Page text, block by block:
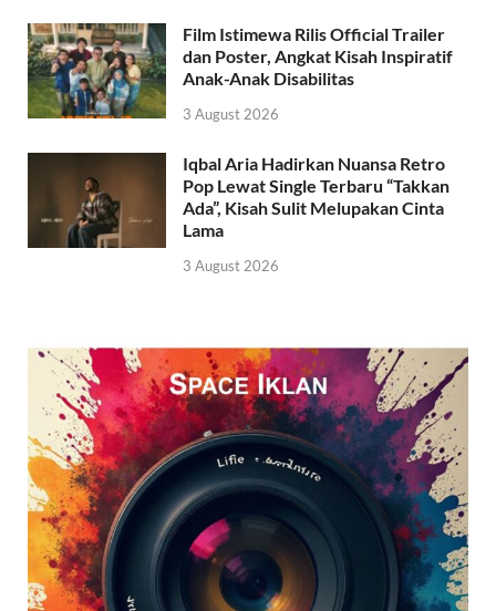
Film Istimewa Rilis Official Trailer
dan Poster, Angkat Kisah Inspiratif
Anak-Anak Disabilitas
3 August 2026
Iqbal Aria Hadirkan Nuansa Retro
Pop Lewat Single Terbaru “Takkan
Ada”, Kisah Sulit Melupakan Cinta
Lama
3 August 2026